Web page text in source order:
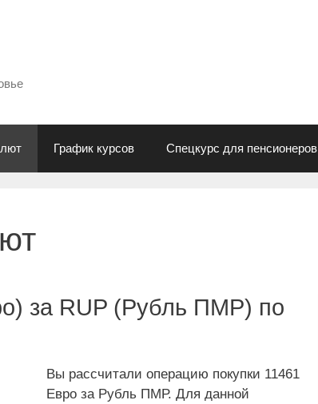
График курсов Спецкурс для пенсионеров
за RUP (Рубль ПМР) по
Вы рассчитали операцию покупки 11461
Евро за Рубль ПМР. Для данной